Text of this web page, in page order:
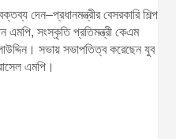
দেন–প্রধানমন্ত্রীর বেসরকারি শিল্প
এমপি, সংস্কৃতি প্রতিমন্ত্রী কেএম
সভায় সভাপতিত্ব করেছেন যুব
এমপি।